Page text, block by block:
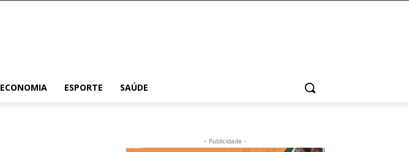
ECONOMIA ESPORTE SAÚDE
- Publicidade -